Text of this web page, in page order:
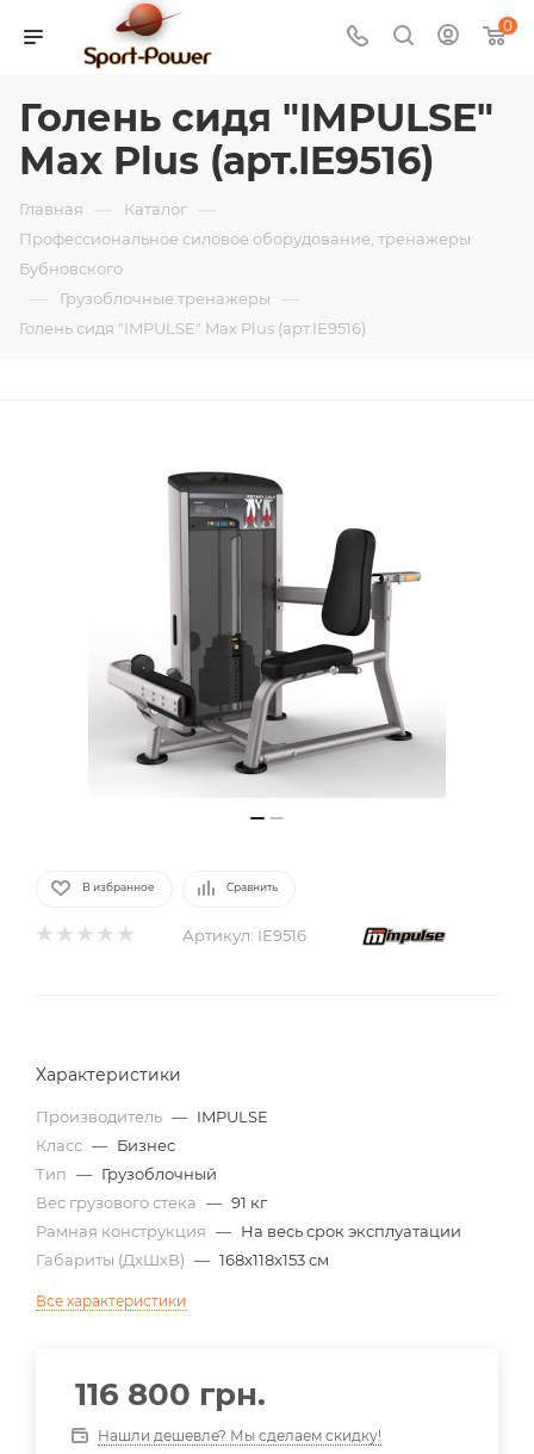
0
Голень сидя "IMPULSE"
Max Plus (арт.IE9516)
Главная — Каталог —
Профессиональное силовое оборудование, тренажеры
Бубновского
— Грузоблочные тренажеры —
Голень сидя "IMPULSE" Max Plus (арт.IE9516)
В избранное Сравнить
Артикул: IE9516
Характеристики
Производитель — IMPULSE
Класс — Бизнес
Тип — Грузоблочный
Вес грузового стека — 91 кг
Рамная конструкция — На весь срок эксплуатации
Габариты (ДхШхВ) — 168x118x153 см
Все характеристики
116 800 грн.
Нашли дешевле? Мы сделаем скидку!